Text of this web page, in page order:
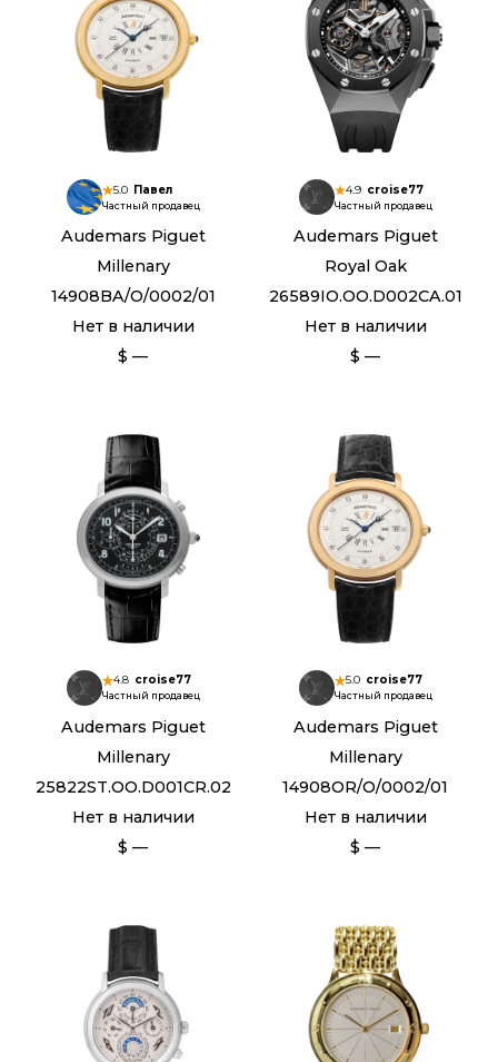
5.0 Павел
Частный продавец
Audemars Piguet
Millenary
14908BA/O/0002/01
Нет в наличии
$ —
4.9 croise77
Частный продавец
Audemars Piguet
Royal Oak
26589IO.OO.D002CA.01
Нет в наличии
$ —
4.8 croise77
Частный продавец
Audemars Piguet
Millenary
25822ST.OO.D001CR.02
Нет в наличии
$ —
5.0 croise77
Частный продавец
Audemars Piguet
Millenary
14908OR/O/0002/01
Нет в наличии
$ —